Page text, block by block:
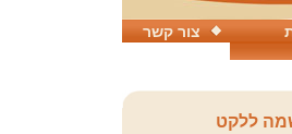
צור קשר
ללקט